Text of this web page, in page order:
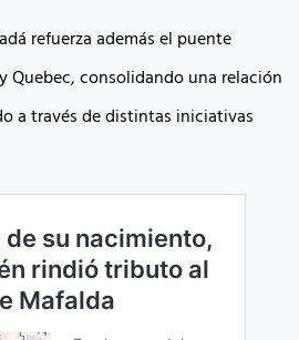
refuerza además el puente
consolidando una relación
a través de distintas iniciativas